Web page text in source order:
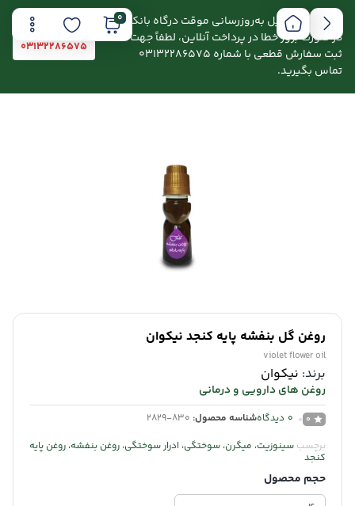
اطلاعیه: به دلیل به‌روزرسانی موقت درگاه بانکی،
در صورت بروز خطا در پرداخت آنلاین، لطفاً جهت
ثبت سفارش قطعی با شماره 03132286575
تماس بگیرید.
03132286575
0
روغن گل بنفشه پایه کنجد نیکوان
violet flower oil
برند: نیکوان
روغن های دارویی و درمانی
0
0 دیدگاهشناسه محصول: 2829-830
برچسب سینوزیت، میگرن، سوختگی، ادرار سوختگی، روغن بنفشه، روغن پایه
کنجد
حجم محصول